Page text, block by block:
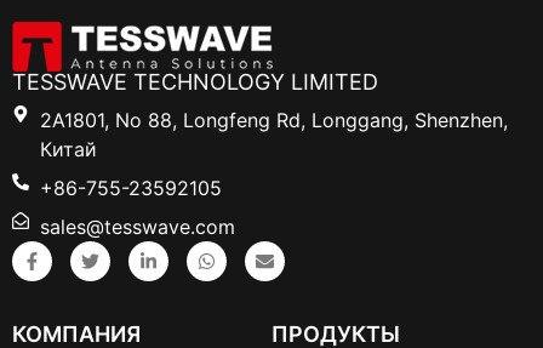
TESSWAVE TECHNOLOGY LIMITED
2A1801, No 88, Longfeng Rd, Longgang, Shenzhen,
Китай
+86-755-23592105
sales@tesswave.com
КОМПАНИЯ ПРОДУКТЫ